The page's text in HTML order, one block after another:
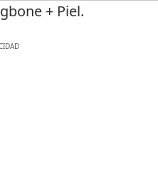
+ Piel.